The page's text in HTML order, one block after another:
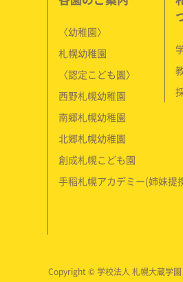
〈幼稚園〉
札幌幼稚園
〈認定こども園〉
西野札幌幼稚園
南郷札幌幼稚園
北郷札幌幼稚園
創成札幌こども園
手稲札幌アカデミー(姉妹提
Copyright © 学校法人 札幌大蔵学